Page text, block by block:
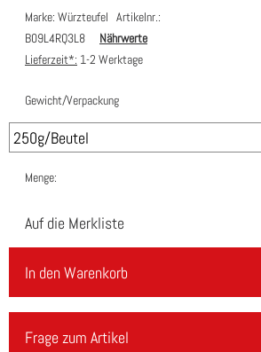
Marke: Würzteufel Artikelnr.:
B09L4RQ3L8
Nährwerte
Lieferzeit*: 1-2 Werktage
Gewicht/Verpackung
Menge:
Auf die Merkliste
In den Warenkorb
Frage zum Artikel